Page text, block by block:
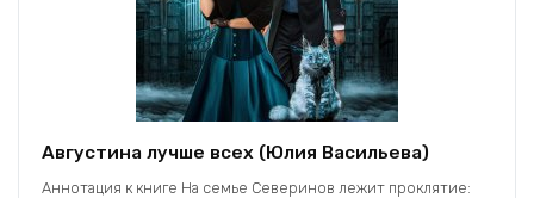
Августина лучше всех (Юлия Васильева)
Аннотация к книге На семье Северинов лежит проклятие: